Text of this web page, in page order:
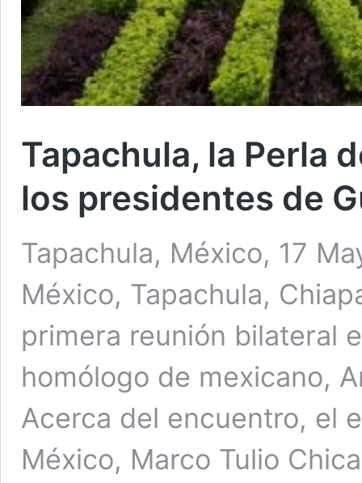
Tapachula, la Perla
los presidentes de
Tapachula, México, 17
México, Tapachula,
primera reunión bilateral
homólogo de mexicano,
Acerca del encuentro, el
México, Marco Tulio